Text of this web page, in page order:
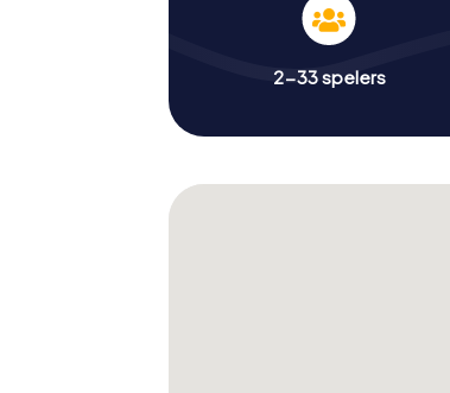
2-33 spelers